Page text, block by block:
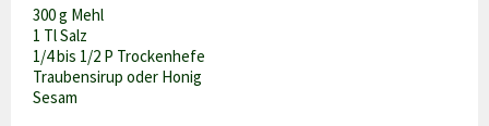
300 g Mehl
1 Tl Salz
1/4 bis 1/2 P Trockenhefe
Traubensirup oder Honig
Sesam